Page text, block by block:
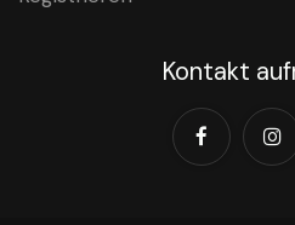
Kontakt